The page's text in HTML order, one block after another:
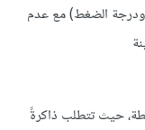
الضغط) مع عدم
حيث تتطلب ذاكرةً